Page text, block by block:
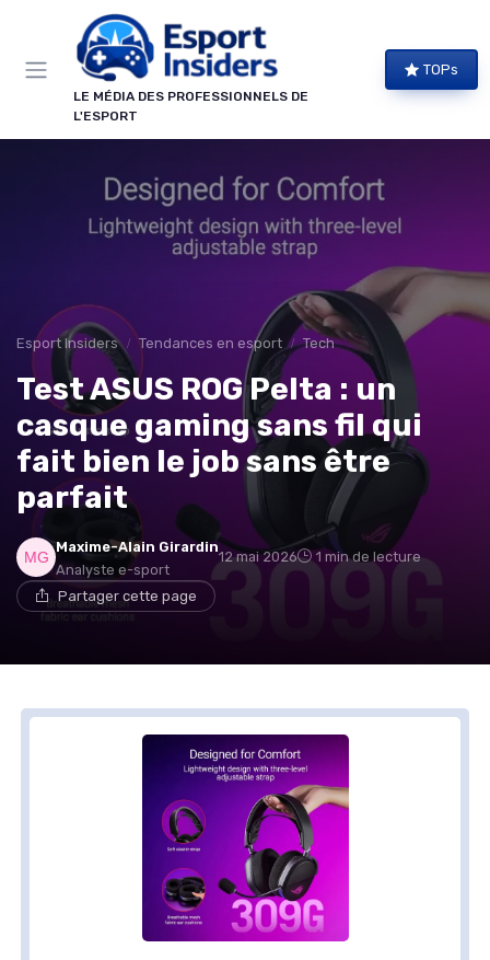
LE MÉDIA DES PROFESSIONNELS DE
L'ESPORT
TOPs
Esport Insiders Tendances en esport Tech
Test ASUS ROG Pelta : un
casque gaming sans fil qui
fait bien le job sans être
parfait
Maxime-Alain Girardin
Analyste e-sport
12 mai 2026 1 min de lecture
Partager cette page
Panneau de gestion des cookies